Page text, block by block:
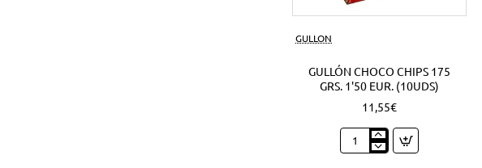
GULLON
GULLÓN CHOCO CHIPS 175
GRS. 1'50 EUR. (10UDS)
11,55€
Gullón